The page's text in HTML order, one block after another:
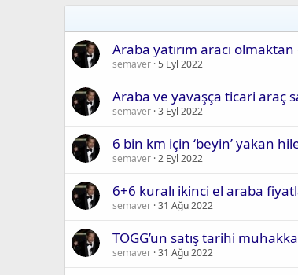
Araba yatırım aracı olmaktan
semaver 5 Eyl 2022
Araba ve yavaşça ticari araç
semaver 3 Eyl 2022
6 bin km için ‘beyin’ yakan
semaver 2 Eyl 2022
6+6 kuralı ikinci el araba
semaver 31 Ağu 2022
TOGG’un satış tarihi
semaver 31 Ağu 2022